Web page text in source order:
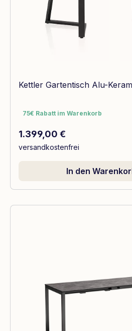
Kettler Gartentisch Alu-
75€ Rabatt im Warenkorb
75€ Rabatt im Warenkorb
Regulärer Preis:
1.399,00 €
versandkostenfrei
In den